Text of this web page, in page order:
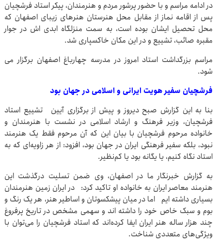
در ادامه مراسم و با حضور پرشور مردم و هنرمندان، پیکر استاد فرشچیان
پس از اقامه نماز از مقابل محل هنرستان هنرهای زیبای اصفهان که
محل تحصیل ایشان بوده است، به سمت منزلگاه ابدی اش در جوار
مقبره صائب، تشییع و در این مکان خاکسپاری شد.
مراسم بزرگداشت استاد امروز در مدرسه چهارباغ اصفهان برگزار می
شود.
فرشچیان سفیر هویت ایرانی و اسلامی در جهان بود
بنا به این گزارش صبح دیروز و پیش از برگزاری آیین تشییع استاد
فرشچیان، وزیر فرهنگ و ارشاد اسلامی در نشست با هنرمندان و
خانواده مرحوم فرشچیان با بیان این که آن مرحوم فقط یک هنرمند
نبود، بلکه سفیر فرهنگی ایران در جهان بود، افزود: از هر زاویه‌ای که به
استاد نگاه کنیم، یا یگانه بود یا کم‌نظیر.
به گزارش خبرنگار ما در اصفهان، وی ضمن تسلیت درگذشت این
هنرمند معاصر ایران به خانواده او تاکید کرد: در ایران زمین هنرمندان
بسیاری داشته ایم اما در میان پیشکسوتان و اساطیر هنر، هر یک رنگ و
بوم و سبک خاص خود را داشته اند و سهمی مشخص در تاریخ پرفروغ
چند هزار ساله هنر ایران ایفا کرده‌اند که استاد فرشچیان را می‌توان با
ویژگی‌های متعددی شناخت.